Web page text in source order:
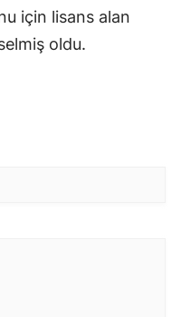
için lisans alan
oldu.